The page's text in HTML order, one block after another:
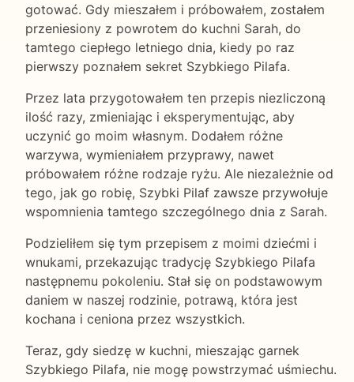
gotować. Gdy mieszałem i próbowałem, zostałem
przeniesiony z powrotem do kuchni Sarah, do
tamtego ciepłego letniego dnia, kiedy po raz
pierwszy poznałem sekret Szybkiego Pilafa.
Przez lata przygotowałem ten przepis niezliczoną
ilość razy, zmieniając i eksperymentując, aby
uczynić go moim własnym. Dodałem różne
warzywa, wymieniałem przyprawy, nawet
próbowałem różne rodzaje ryżu. Ale niezależnie od
tego, jak go robię, Szybki Pilaf zawsze przywołuje
wspomnienia tamtego szczególnego dnia z Sarah.
Podzieliłem się tym przepisem z moimi dziećmi i
wnukami, przekazując tradycję Szybkiego Pilafa
następnemu pokoleniu. Stał się on podstawowym
daniem w naszej rodzinie, potrawą, która jest
kochana i ceniona przez wszystkich.
Teraz, gdy siedzę w kuchni, mieszając garnek
Szybkiego Pilafa, nie mogę powstrzymać uśmiechu.